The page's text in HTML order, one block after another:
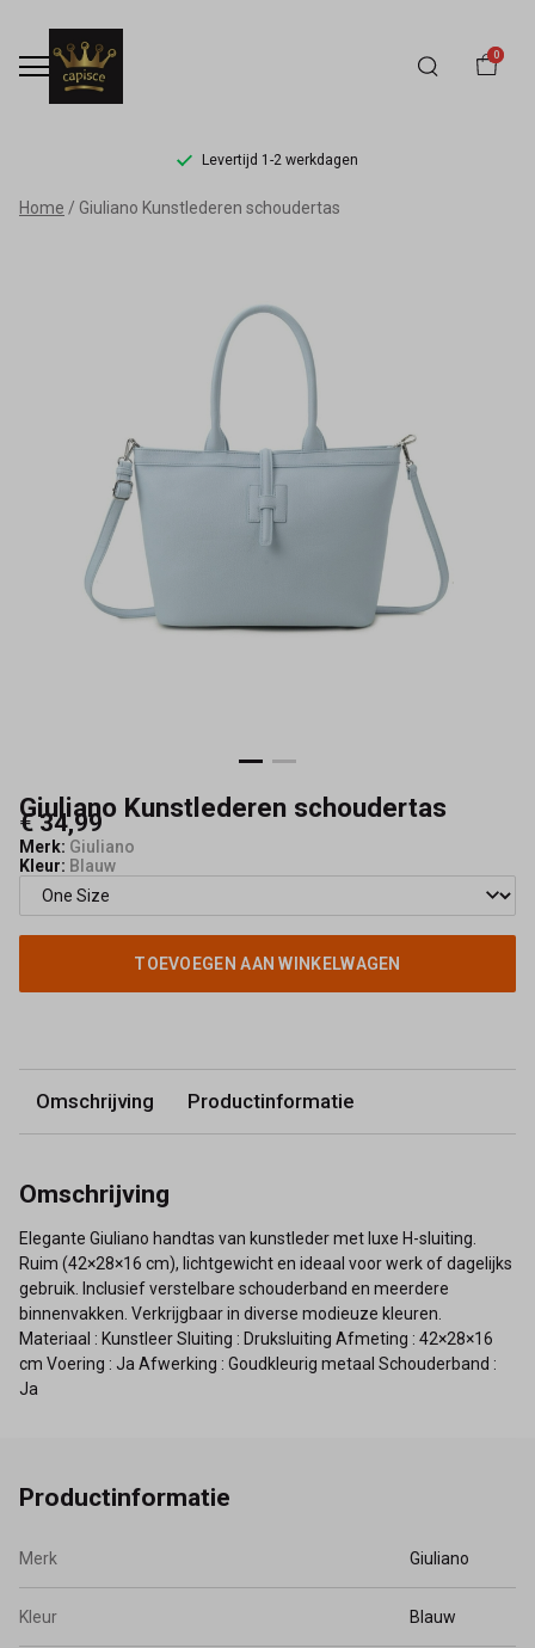
0
Levertijd 1-2 werkdagen
Giuliano
schoudertas
Mode
Home Giuliano Kunstlederen schoudertas
Giuliano Kunstlederen schoudertas
€ 34,99
Merk: Giuliano
Kleur: Blauw
TOEVOEGEN AAN WINKELWAGEN
Omschrijving Productinformatie
Omschrijving
Elegante Giuliano handtas van kunstleder met luxe H-sluiting.
Ruim (42×28×16 cm), lichtgewicht en ideaal voor werk of dagelijks
gebruik. Inclusief verstelbare schouderband en meerdere
binnenvakken. Verkrijgbaar in diverse modieuze kleuren.
Materiaal : Kunstleer Sluiting : Druksluiting Afmeting : 42×28×16
cm Voering : Ja Afwerking : Goudkleurig metaal Schouderband :
Ja
Productinformatie
Merk Giuliano
Kleur Blauw